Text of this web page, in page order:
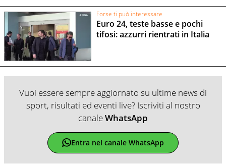
Forse ti può interessare
Euro 24, teste basse e pochi
tifosi: azzurri rientrati in Italia
Vuoi essere sempre aggiornato su ultime news di
sport, risultati ed eventi live? Iscriviti al nostro
canaleWhatsApp
Entra nel canale WhatsApp